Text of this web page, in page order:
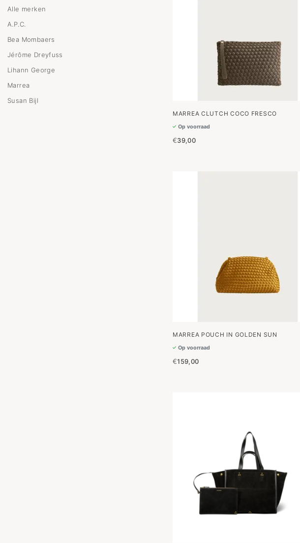
Alle merken
A.P.C.
Bea Mombaers
Jérôme Dreyfuss
Lihann George
Marrea
Susan Bijl
MARREA CLUTCH COCO FRESCO
Op voorraad
€39,00
MARREA POUCH IN GOLDEN SUN
Op voorraad
€159,00